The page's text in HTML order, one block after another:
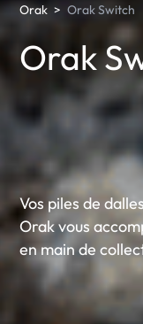
Orak > Orak Switch
Orak
Vos piles de
Orak vous
en main de